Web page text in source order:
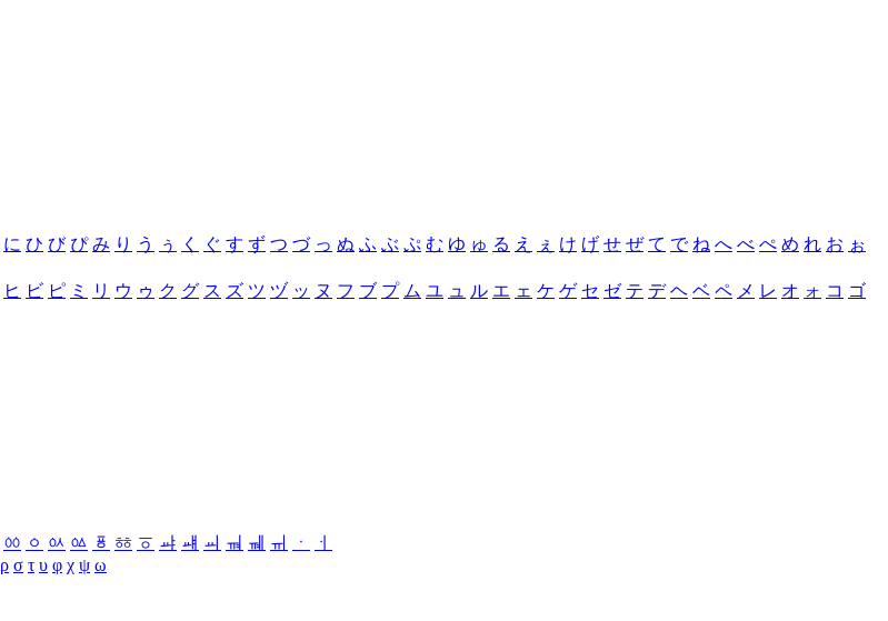
に ひ び ぴ み り う ぅ く ぐ す ず つ づ っ ぬ ふ ぶ ぷ む ゆ ゅ る え ぇ け げ せ ぜ て で ね へ べ ぺ め れ お ぉ
ヒ ビ ピ ミ リ ウ ゥ ク グ ス ズ ツ ヅ ッ ヌ フ ブ プ ム ユ ュ ル エ ェ ケ ゲ セ ゼ テ デ ヘ ベ ペ メ レ オ ォ コ ゴ
ㆀ ㆁ ㆂ ㆃ ㆄ ㆅ ㆆ ㆇ ㆈ ㆉ ㆊ ㆋ ㆌ ㆍ
ㆎ
ρ σ τ υ φ χ ψ ω